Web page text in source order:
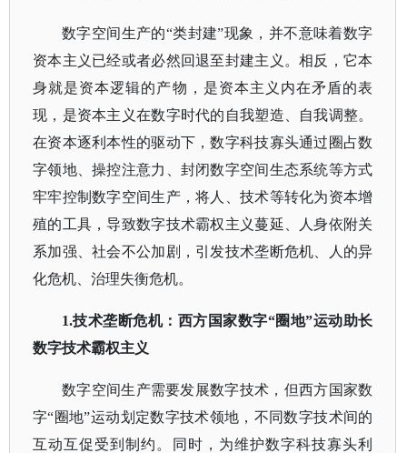
数字空间生产的“类封建”现象，并不意味着数字
资本主义已经或者必然回退至封建主义。相反，它本
身就是资本逻辑的产物，是资本主义内在矛盾的表
现，是资本主义在数字时代的自我塑造、自我调整。
在资本逐利本性的驱动下，数字科技寡头通过圈占数
字领地、操控注意力、封闭数字空间生态系统等方式
牢牢控制数字空间生产，将人、技术等转化为资本增
殖的工具，导致数字技术霸权主义蔓延、人身依附关
系加强、社会不公加剧，引发技术垄断危机、人的异
化危机、治理失衡危机。
1.技术垄断危机：西方国家数字“圈地”运动助长
数字技术霸权主义
数字空间生产需要发展数字技术，但西方国家数
字“圈地”运动划定数字技术领地，不同数字技术间的
互动互促受到制约。同时，为维护数字科技寡头利